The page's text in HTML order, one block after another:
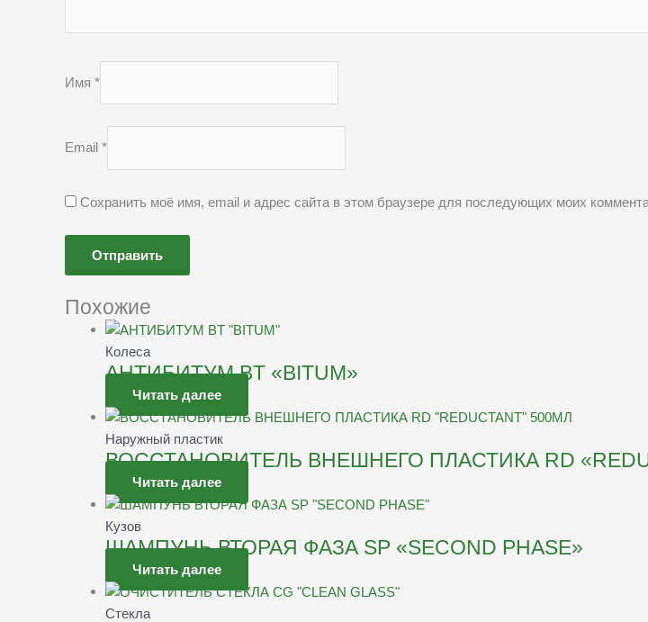
Имя *
Email *
Сохранить моё имя, email и адрес сайта в этом браузере для последующих моих
Похожие
Колеса
АНТИБИТУМ BT «BITUM»
Читать далее
Наружный пластик
ВОССТАНОВИТЕЛЬ ВНЕШНЕГО ПЛАСТИКА RD
Читать далее
Кузов
ШАМПУНЬ ВТОРАЯ ФАЗА SP «SECOND PHASE»
Читать далее
Стекла